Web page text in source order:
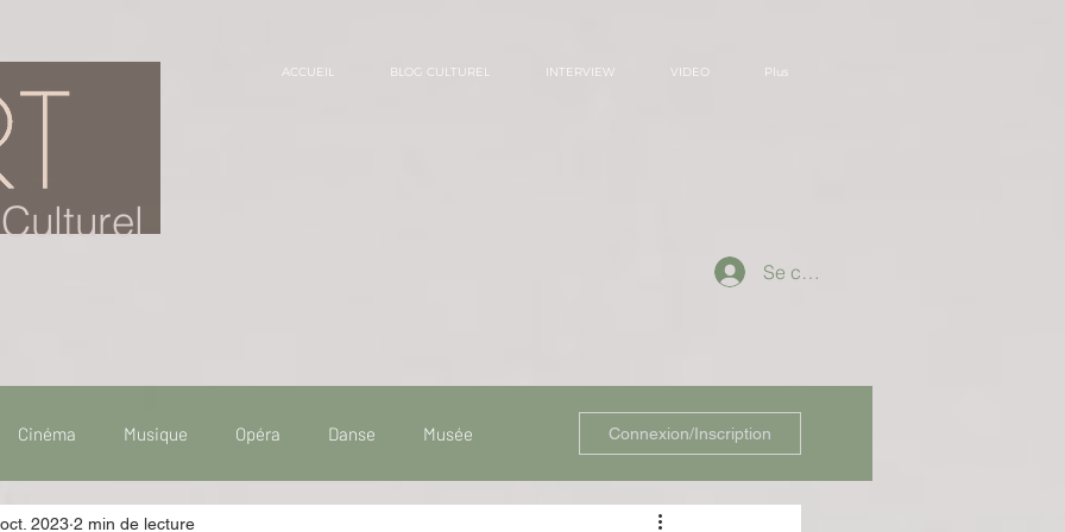
ACCUEIL BLOG CULTUREL INTERVIEW VIDEO Plus
Se connecter
Cinéma Musique Opéra Danse Musée Connexion/Inscription
2023 2 min de lecture